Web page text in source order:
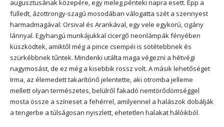
augusztusának közepére, egy meleg pénteki napra esett. Épp a
fülledt, ázottrongy-szagú mosodában válogatta szét a szennyest
harmadmagával: Orsival és Arankával, egy vele egykorú, cigány
lánnyal. Egyhangú munkájukkal cicergő neonlámpák fényében
küszködtek, amiktől még a pince csempéi is sötétebbnek és
szürkébbnek tűntek. Mindenki utálta maga végezni a hétvégi
nagymosást, de ez még a kisebbik rossz volt. A másik lehetőséget
Irma, az élemedett takarítónő jelentette, aki otromba jelleme
mellett olyan természetes, belülről fakadó nemtörődömséggel
mosta össze a színeset a fehérrel, amilyennel a halászok dobálják
a tengerbe a túlságosan nyiszlett, ehetetlen halakat hálóikból.